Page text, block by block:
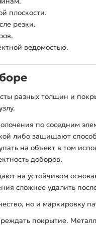
плоскости.
резки.
ведомостью.
разных толщин и
по соседним
либо защищают
на объект в том
доборов.
на устойчивом
сложнее удалить
но и маркировку
покрытие.